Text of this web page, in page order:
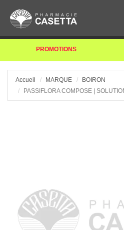
PROMOTIONS
Accueil MARQUE
BOIRON
PASSIFLORA COMPOSE |